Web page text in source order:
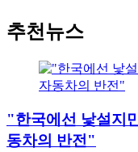
추천뉴스
"한국에선 낯설지
동차의 반전"